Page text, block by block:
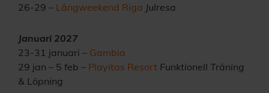
26-29 – Långweekend Riga Julresa
Januari 2027
23-31 januari – Gambia
29 jan – 5 feb – Playitas Resort Funktionell Träning
& Löpning